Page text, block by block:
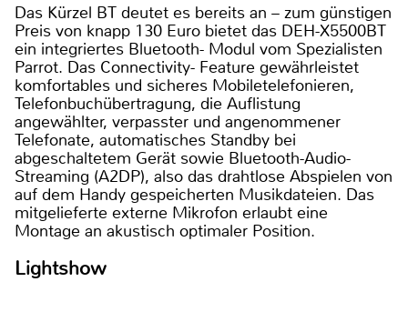
Das Kürzel BT deutet es bereits an – zum günstigen
Preis von knapp 130 Euro bietet das DEH-X5500BT
ein integriertes Bluetooth- Modul vom Spezialisten
Parrot. Das Connectivity- Feature gewährleistet
komfortables und sicheres Mobiletelefonieren,
Telefonbuchübertragung, die Auflistung
angewählter, verpasster und angenommener
Telefonate, automatisches Standby bei
abgeschaltetem Gerät sowie Bluetooth-Audio-
Streaming (A2DP), also das drahtlose Abspielen von
auf dem Handy gespeicherten Musikdateien. Das
mitgelieferte externe Mikrofon erlaubt eine
Montage an akustisch optimaler Position.
Lightshow